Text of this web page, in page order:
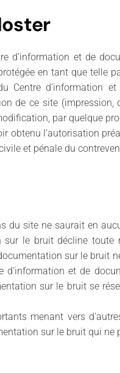
d’information et de
en tant que telle
Centre d’information
de ce site
par quelque
obtenu l’autorisation
et pénale du
du site ne saurait en
sur le bruit décline
sur le
d’information et de
sur le bruit se
menant vers
sur le bruit qui